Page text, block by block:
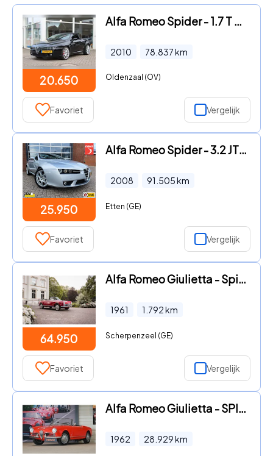
20.650
Alfa Romeo Spider - 1.7 T SPORT
2010 78.837km
Oldenzaal (OV)
Favoriet Vergelijk
25.950
Alfa Romeo Spider - 3.2 JTS Q4
2008 91.505km
Etten (GE)
Favoriet Vergelijk
64.950
Alfa Romeo Giulietta - Spider
1961 1.792km
Scherpenzeel (GE)
Favoriet Vergelijk
Alfa Romeo Giulietta - SPIDER Giuliette Spider
1962 28.929km